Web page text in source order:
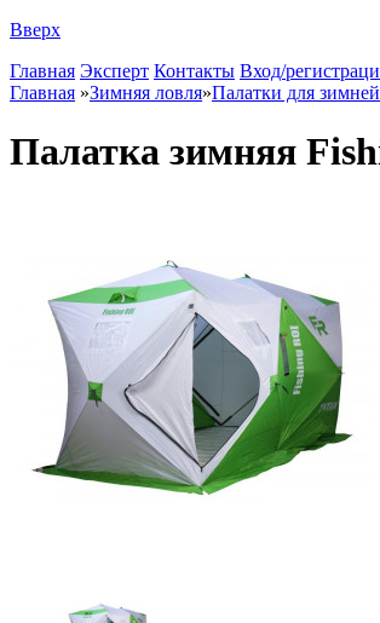
Вверх
Главная Эксперт Контакты Вход/
Главная »Зимняя ловля»Палатки для
Палатка зимняя